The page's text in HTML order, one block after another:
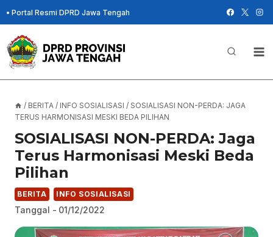
Skip
to
content
• Portal Resmi DPRD Jawa Tengah
/ BERITA / INFO SOSIALISASI / SOSIALISASI NON-PERDA: JAGA
TERUS HARMONISASI MESKI BEDA PILIHAN
SOSIALISASI NON-PERDA: Jaga
Terus Harmonisasi Meski Beda
Pilihan
BERITA INFO SOSIALISASI
Tanggal - 01/12/2022